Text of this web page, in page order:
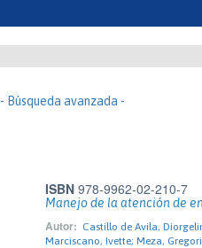
- Búsqueda avanzada -
ISBN 978-9962-02-210-7
Manejo de la atención de
Autor: Castillo de Avila,
Marciscano, Ivette; Meza,